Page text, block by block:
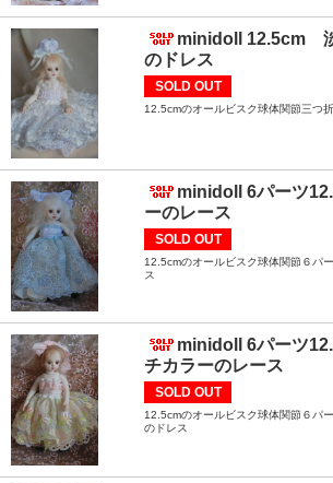
minidoll 12.5cm
のドレス
SOLD OUT
12.5cmのオールビスク球体関節三つ
minidoll 6パーツ
ーのレース
SOLD OUT
12.5cmのオールビスク球体関節６パ
ス
minidoll 6パーツ
チカラーのレース
SOLD OUT
12.5cmのオールビスク球体関節６パ
のドレス